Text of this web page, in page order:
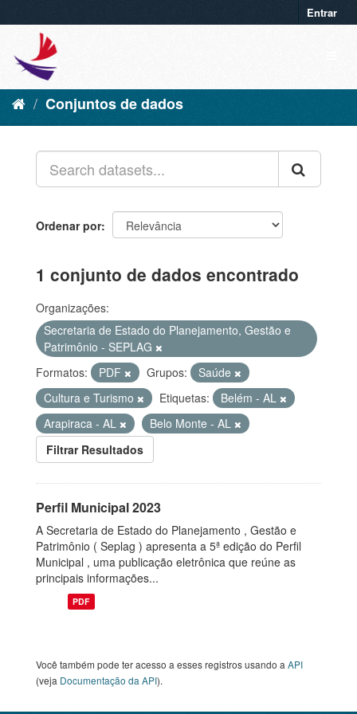
Entrar
Conjuntos de dados
Ordenar por
1 conjunto de dados encontrado
Organizações:
Secretaria de Estado do Planejamento, Gestão e
Patrimônio - SEPLAG
Formatos:
PDF Grupos:
Saúde
Cultura e Turismo
Etiquetas:
Belém - AL
Arapiraca - AL
Belo Monte - AL
Filtrar Resultados
Perfil Municipal 2023
A Secretaria de Estado do Planejamento , Gestão e
Patrimônio ( Seplag ) apresenta a 5ª edição do Perfil
Municipal , uma publicação eletrônica que reúne as
principais informações...
PDF
Você também pode ter acesso a esses registros usando a API
(veja Documentação da API).